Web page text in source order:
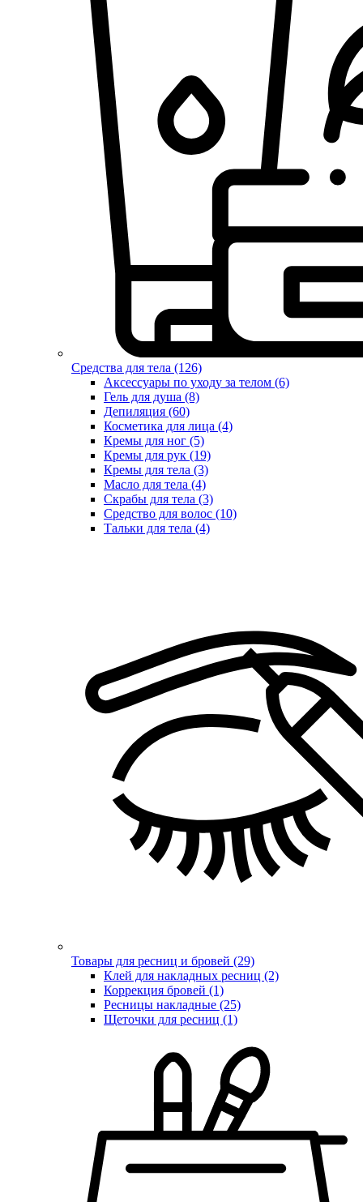
Средства для тела (126)
Аксессуары по уходу за телом (6)
Гель для душа (8)
Депиляция (60)
Косметика для лица (4)
Кремы для ног (5)
Кремы для рук (19)
Кремы для тела (3)
Масло для тела (4)
Скрабы для тела (3)
Средство для волос (10)
Тальки для тела (4)
Товары для ресниц и бровей (29)
Клей для накладных ресниц (2)
Коррекция бровей (1)
Ресницы накладные (25)
Щеточки для ресниц (1)